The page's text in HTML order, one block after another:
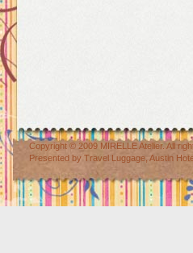
Copyright © 2009 MIRELLE Atelier. All
Presented by Travel Luggage Austin